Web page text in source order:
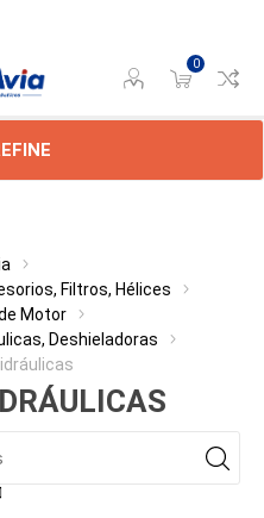
0
Filtros, Hélices
Motor
Deshieladoras